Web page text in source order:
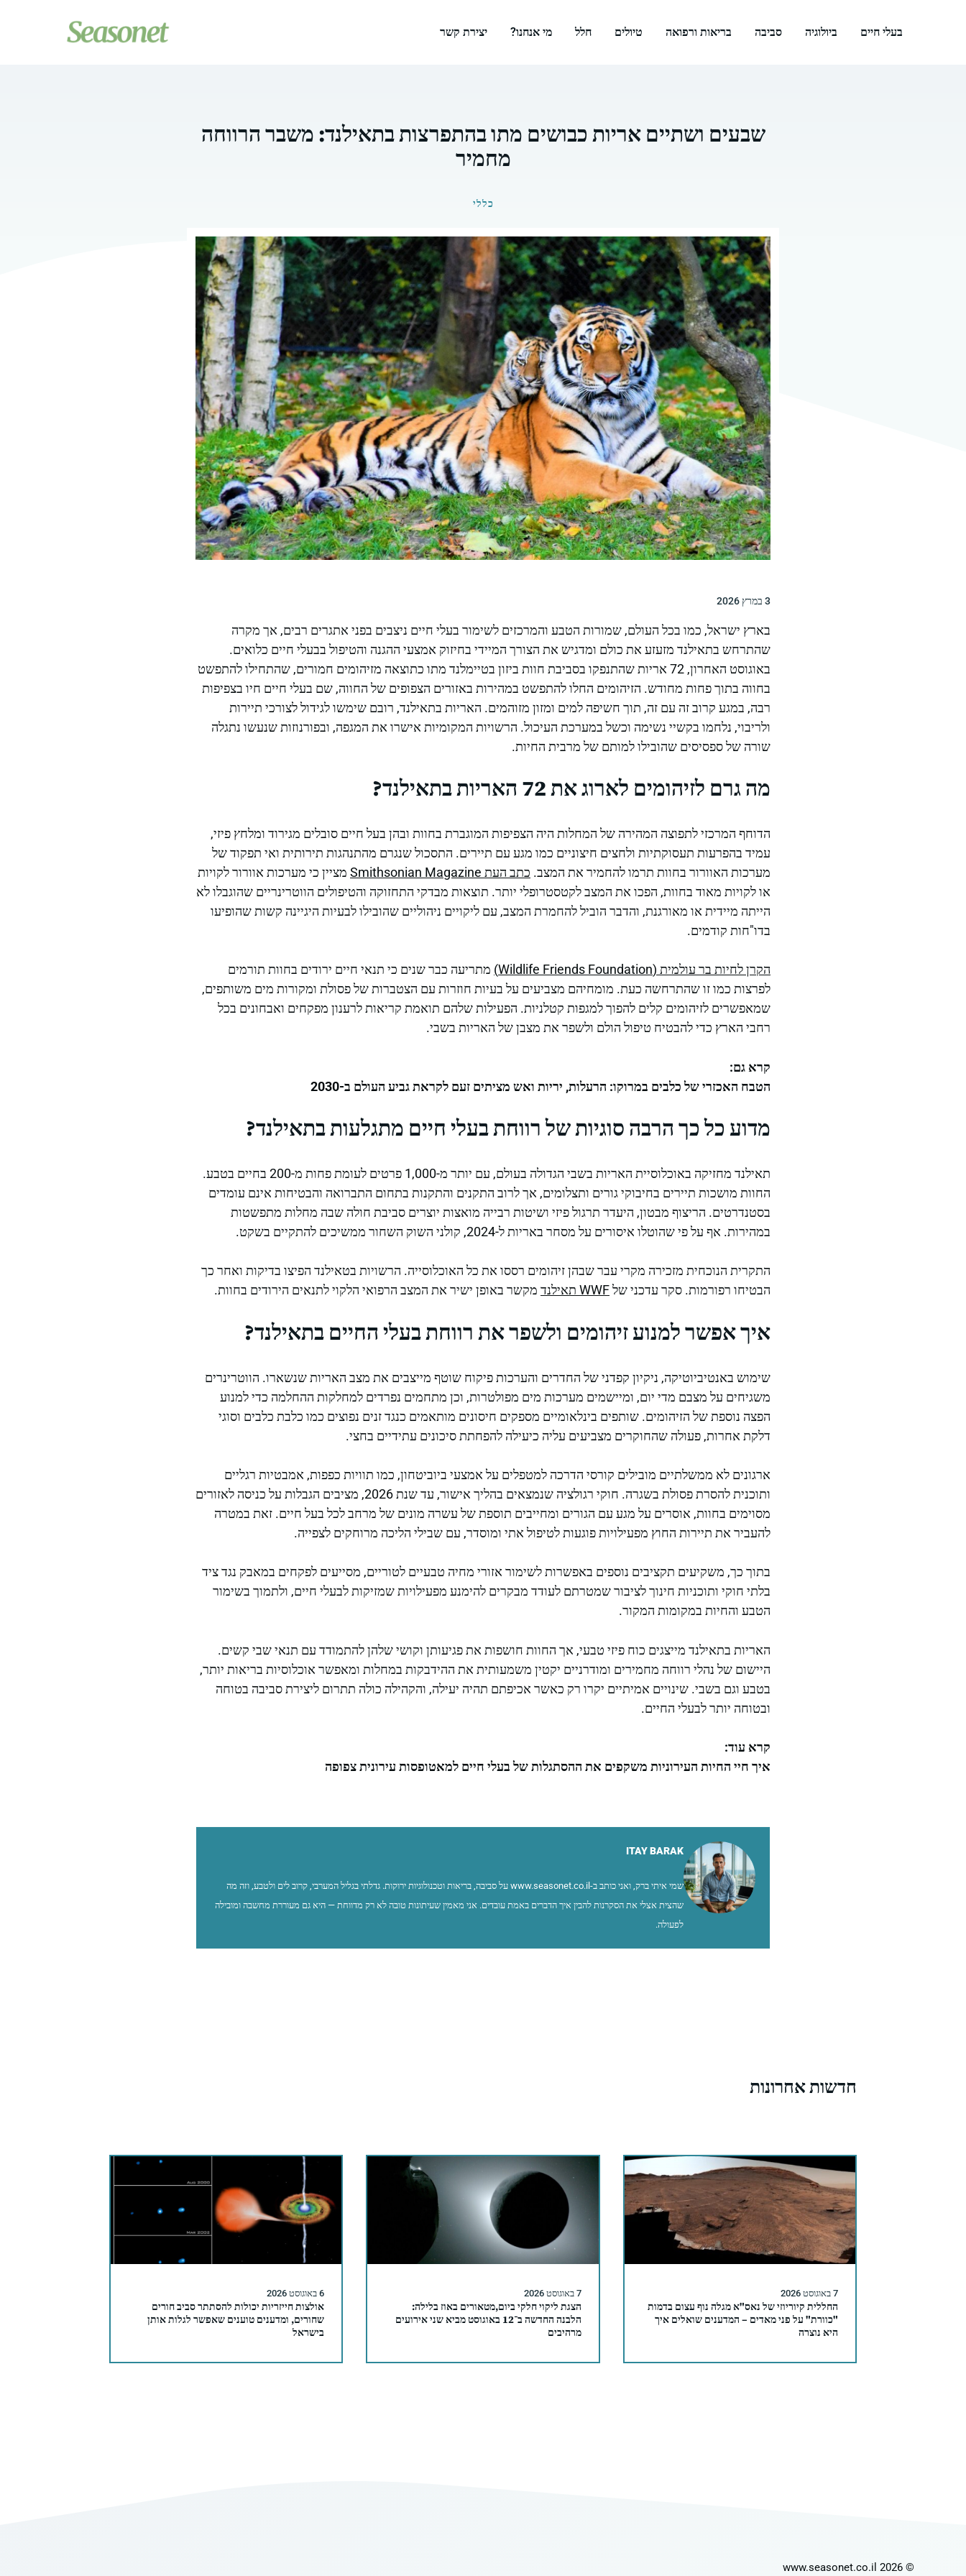
בעלי חיים ביולוגיה סביבה בריאות ורפואה טיולים חלל מי אנחנו? יצירת קשר
שבעים ושתיים אריות כבושים מתו בהתפרצות בתאילנד: משבר הרווחה
מחמיר
כללי
3 במרץ 2026
בארץ ישראל, כמו בכל העולם, שמורות הטבע והמרכזים לשימור בעלי חיים ניצבים בפני אתגרים רבים, אך מקרה
שהתרחש בתאילנד מזעזע את כולם ומדגיש את הצורך המיידי בחיזוק אמצעי ההגנה והטיפול בבעלי חיים כלואים.
באוגוסט האחרון, 72 אריות שהתנפקו בסביבת חוות ביזון בטיימלנד מתו כתוצאה מזיהומים חמורים, שהתחילו להתפשט
בחווה בתוך פחות מחודש. הזיהומים החלו להתפשט במהירות באזורים הצפופים של החווה, שם בעלי חיים חיו בצפיפות
רבה, במגע קרוב זה עם זה, תוך חשיפה למים ומזון מזוהמים. האריות בתאילנד, רובם שימשו לגידול לצורכי תיירות
ולריבוי, נלחמו בקשיי נשימה וכשל במערכת העיכול. הרשויות המקומיות אישרו את המגפה, ובפורנוזות שנעשו נתגלה
שורה של ספסיסים שהובילו למותם של מרבית החיות.
מה גרם לזיהומים לארוג את 72 האריות בתאילנד?
הדוחף המרכזי לתפוצה המהירה של המחלות היה הצפיפות המוגברת בחוות ובהן בעל חיים סובלים מגירוד ומלחץ פיזי,
עמיד בהפרעות תעסוקתיות ולחצים חיצוניים כמו מגע עם תיירים. התסכול שנגרם מהתנהגות תירותית ואי תפקוד של
מערכות האוורור בחוות תרמו להחמיר את המצב. כתב העת Smithsonian Magazine
מציין כי מערכות אוורור לקויות
או לקויות מאוד בחוות, הפכו את המצב לקטסטרופלי יותר. תוצאות מבדקי התחזוקה והטיפולים הווטרינריים שהוגבלו לא
הייתה מיידית או מאורגנת, והדבר הוביל להחמרת המצב, עם ליקויים ניהוליים שהובילו לבעיות היגיינה קשות שהופיעו
בדו"חות קודמים.
הקרן לחיות בר עולמית (Wildlife Friends Foundation)
מתריעה כבר שנים כי תנאי חיים ירודים בחוות תורמים
לפרצות כמו זו שהתרחשה כעת. מומחיהם מצביעים על בעיות חוזרות עם הצטברות של פסולת ומקורות מים משותפים,
שמאפשרים לזיהומים קלים להפוך למגפות קטלניות. הפעילות שלהם תואמת קריאות לרענון מפקחים ואבחונים בכל
רחבי הארץ כדי להבטיח טיפול הולם ולשפר את מצבן של האריות בשבי.
קרא גם:
הטבח האכזרי של כלבים במרוקו: הרעלות, יריות ואש מציתים זעם לקראת גביע העולם ב-2030
מדוע כל כך הרבה סוגיות של רווחת בעלי חיים מתגלעות בתאילנד?
תאילנד מחזיקה באוכלוסיית האריות בשבי הגדולה בעולם, עם יותר מ-1,000 פרטים לעומת פחות מ-200 בחיים בטבע.
החוות מושכות תיירים בחיבוקי גורים ותצלומים, אך לרוב התקנים והתקנות בתחום התברואה והבטיחות אינם עומדים
בסטנדרטים. הריצוף מבטון, היעדר תרגול פיזי ושיטות רבייה מואצות יוצרים סביבת חולה שבה מחלות מתפשטות
במהירות. אף על פי שהוטלו איסורים על מסחר באריות ל-2024, קולני השוק השחור ממשיכים להתקיים בשקט.
התקרית הנוכחית מזכירה מקרי עבר שבהן זיהומים רססו את כל האוכלוסייה. הרשויות בטאילנד הפיצו בדיקות ואחר כך
הבטיחו רפורמות. סקר עדכני שלWWF תאילנד מקשר באופן ישיר את המצב הרפואי הלקוי לתנאים הירודים בחוות.
איך אפשר למנוע זיהומים ולשפר את רווחת בעלי החיים בתאילנד?
שימוש באנטיביוטיקה, ניקיון קפדני של החדרים והערכות פיקוח שוטף מייצבים את מצב האריות שנשארו. הווטרינרים
משגיחים על מצבם מדי יום, ומיישמים מערכות מים מפולטרות, וכן מתחמים נפרדים למחלקות ההחלמה כדי למנוע
הפצה נוספת של הזיהומים. שותפים בינלאומיים מספקים חיסונים מותאמים כנגד זנים נפוצים כמו כלבת כלבים וסוגי
דלקת אחרות, פעולה שהחוקרים מצביעים עליה כיעילה להפחתת סיכונים עתידיים בחצי.
ארגונים לא ממשלתיים מובילים קורסי הדרכה למטפלים על אמצעי ביוביטחון, כמו תוויות כפפות, אמבטיות רגליים
ותוכנית להסרת פסולת בשגרה. חוקי רגולציה שנמצאים בהליך אישור, עד שנת 2026, מציבים הגבלות על כניסה לאזורים
מסוימים בחוות, אוסרים על מגע עם הגורים ומחייבים תוספת של עשרה מונים של מרחב לכל בעל חיים. זאת במטרה
להעביר את תיירות החוץ מפעילויות פוגעות לטיפול אתי ומוסדר, עם שבילי הליכה מרוחקים לצפייה.
בתוך כך, משקיעים תקציבים נוספים באפשרות לשימור אזורי מחיה טבעיים לטוריים, מסייעים לפקחים במאבק נגד ציד
בלתי חוקי ותוכניות חינוך לציבור שמטרתם לעודד מבקרים להימנע מפעילויות שמזיקות לבעלי חיים, ולתמוך בשימור
הטבע והחיות במקומות המקור.
האריות בתאילנד מייצגים כוח פיזי טבעי, אך החוות חושפות את פגיעותן וקושי שלהן להתמודד עם תנאי שבי קשים.
היישום של נהלי רווחה מחמירים ומודרניים יקטין משמעותית את ההידבקות במחלות ומאפשר אוכלוסיות בריאות יותר,
בטבע וגם בשבי. שינויים אמיתיים יקרו רק כאשר אכיפתם תהיה יעילה, והקהילה כולה תתרום ליצירת סביבה בטוחה
ובטוחה יותר לבעלי החיים.
קרא עוד:
איך חיי החיות העירוניות משקפים את ההסתגלות של בעלי חיים למאטופסות עירונית צפופה
ITAY BARAK
שמי איתי ברק, ואני כותב ב-www.seasonet.co.il על סביבה, בריאות וטכנולוגיות ירוקות. גדלתי בגליל המערבי, קרוב לים ולטבע, וזה מה
שהצית אצלי את הסקרנות להבין איך הדברים באמת עובדים. אני מאמין שעיתונות טובה לא רק מדווחת — היא גם מעוררת מחשבה ומובילה
לפעולה.
חדשות אחרונות
7 באוגוסט 2026
החללית קיוריוזי של נאס"א מגלה נוף עצום בדמות
"כוורת" על פני מאדים – המדענים שואלים איך
היא נוצרה
7 באוגוסט 2026
הצגת ליקוי חלקי ביום,מטאורים באוז בלילה:
הלבנה החדשה ב־12 באוגוסט מביא שני אירועים
מרהיבים
6 באוגוסט 2026
אולצות חייזריות יכולות להסתתר סביב חורים
שחורים, ומדענים טוענים שאפשר לגלות אותן
בישראל
© 2026 www.seasonet.co.il